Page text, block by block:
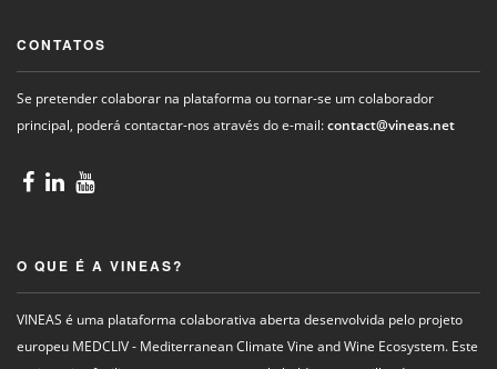
CONTATOS
Se pretender colaborar na plataforma ou tornar-se um colaborador
principal, poderá contactar-nos através do e-mail:contact@vineas.net
O QUE É A VINEAS?
VINEAS é uma plataforma colaborativa aberta desenvolvida pelo projeto
europeu MEDCLIV - Mediterranean Climate Vine and Wine Ecosystem. Este